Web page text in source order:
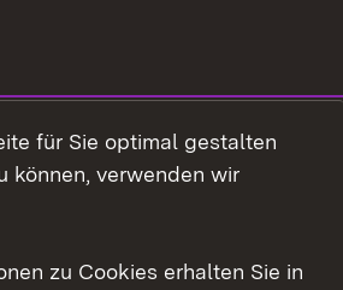
für Sie optimal gestalten
können, verwenden wir
zu Cookies erhalten Sie in